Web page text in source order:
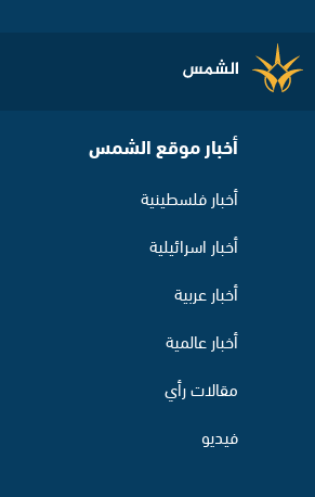
أخبار موقع الشمس
أخبار فلسطينية
أخبار اسرائيلية
أخبار عربية
أخبار عالمية
مقالات رأي
فيديو